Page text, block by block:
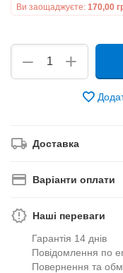
Ви заощаджуєте: 170,00
+
−
Доставка
Варіанти оплати
Наші переваги
Гарантія 14 днів
Повідомлення по
Повернення та